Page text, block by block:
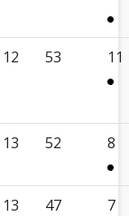
12 53 11
13 52 8
13 47 7